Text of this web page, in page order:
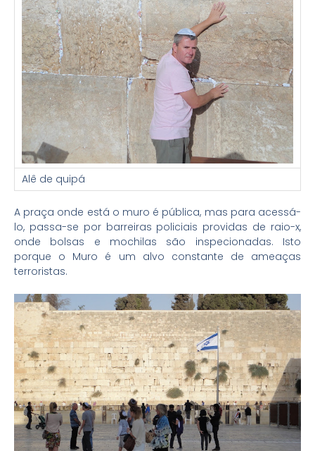
Alê de quipá
A praça onde está o muro é pública, mas para acessá-
lo, passa-se por barreiras policiais providas de raio-x,
onde bolsas e mochilas são inspecionadas. Isto
porque o Muro é um alvo constante de ameaças
terroristas.